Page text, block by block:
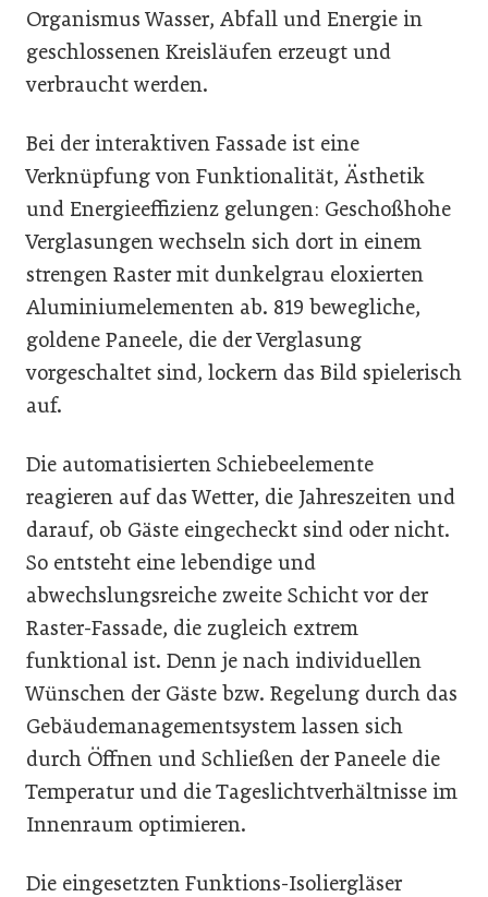
Organismus Wasser, Abfall und Energie in
geschlossenen Kreisläufen erzeugt und
verbraucht werden.
Bei der interaktiven Fassade ist eine
Verknüpfung von Funktionalität, Ästhetik
und Energieeffizienz gelungen: Geschoßhohe
Verglasungen wechseln sich dort in einem
strengen Raster mit dunkelgrau eloxierten
Aluminiumelementen ab. 819 bewegliche,
goldene Paneele, die der Verglasung
vorgeschaltet sind, lockern das Bild spielerisch
auf.
Die automatisierten Schiebeelemente
reagieren auf das Wetter, die Jahreszeiten und
darauf, ob Gäste eingecheckt sind oder nicht.
So entsteht eine lebendige und
abwechslungsreiche zweite Schicht vor der
Raster-Fassade, die zugleich extrem
funktional ist. Denn je nach individuellen
Wünschen der Gäste bzw. Regelung durch das
Gebäudemanagementsystem lassen sich
durch Öffnen und Schließen der Paneele die
Temperatur und die Tageslichtverhältnisse im
Innenraum optimieren.
Die eingesetzten Funktions-Isoliergläser